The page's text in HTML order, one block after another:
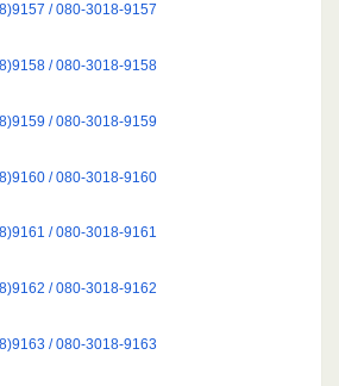
/ 080-3018-9157
/ 080-3018-9158
/ 080-3018-9159
/ 080-3018-9160
/ 080-3018-9161
/ 080-3018-9162
/ 080-3018-9163